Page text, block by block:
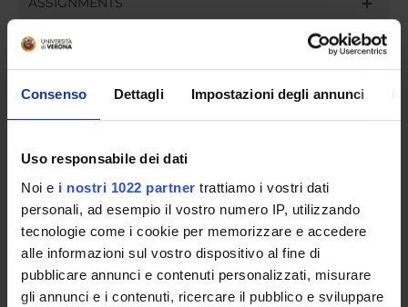
Consenso Dettagli Impostazioni degli annunci
Uso responsabile dei dati
Noi e i nostri 1022 partner trattiamo i vostri dati
personali, ad esempio il vostro numero IP, utilizzando
tecnologie come i cookie per memorizzare e accedere
alle informazioni sul vostro dispositivo al fine di
pubblicare annunci e contenuti personalizzati, misurare
gli annunci e i contenuti, ricercare il pubblico e sviluppare
ORGANIZATION
COMMITTEES
DEPARTMENT ADMINISTRATION OFFICES
STUDENT ADMINISTRATION OFFICES